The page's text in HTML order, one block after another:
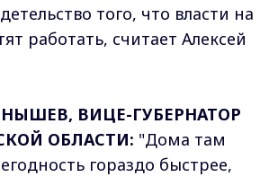
того, что власти на
работать, считает Алексей
ВИЦЕ-ГУБЕРНАТОР
ОБЛАСТИ: "Дома там
гораздо быстрее,